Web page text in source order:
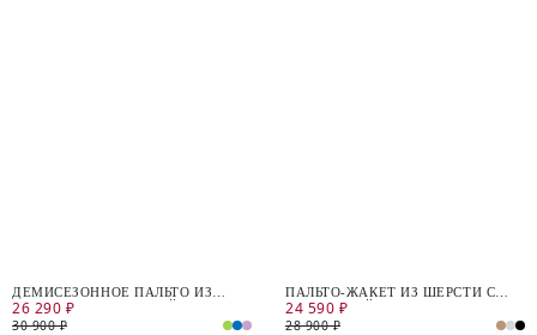
ДЕМИСЕЗОННОЕ ПАЛЬТО ИЗ
ШЕРСТИ С МЕМБРАНОЙ
26 290 ₽
30 900 ₽
ПАЛЬТО-ЖАКЕТ ИЗ ШЕРСТИ С
МЕМБРАНОЙ
24 590 ₽
28 900 ₽